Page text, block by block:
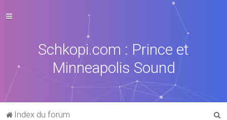
Schkopi.com : Prince et
Minneapolis Sound
Index du forum